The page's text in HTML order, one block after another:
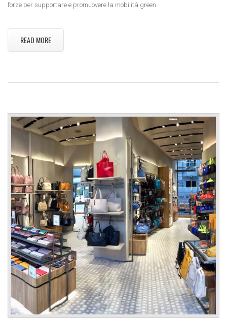
forze per supportare e promuovere la mobilità green.
READ MORE